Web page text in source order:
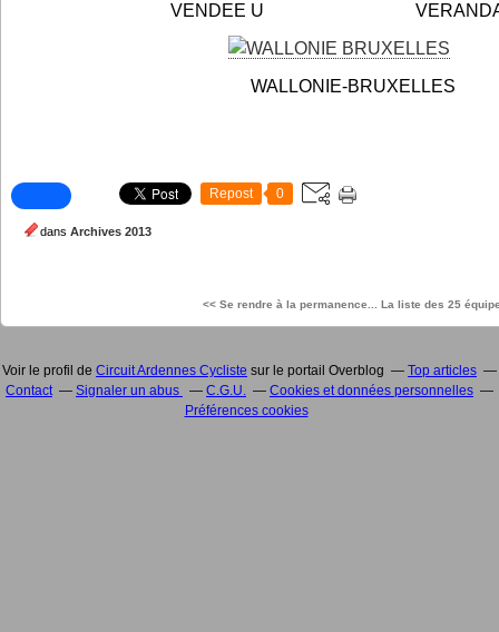
VENDEE U VERANDAS
WALLONIE-BRUXELLES
Repost 0
dans Archives 2013
<< Se rendre à la permanence... La liste des 25
Voir le profil de Circuit Ardennes Cycliste sur le portail Overblog
Top articles
Contact
Signaler un abus C.G.U.
Cookies et données personnelles
Préférences cookies